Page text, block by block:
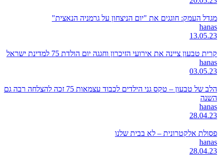
מגדל העמק: חוגגים את "יום הניצחון על גרמניה הנאצית"
hanas
13.05.23
קרית טבעון ציינה את אירועי הזיכרון וחגגה יום הולדת 75 למדינת ישראל
hanas
03.05.23
הלב של טבעון – טקס גני הילדים לכבוד עצמאות 75 זכה להצלחה רבה גם
השנה
hanas
28.04.23
פסולת אלקטרונית – לא בבית שלנו
hanas
28.04.23